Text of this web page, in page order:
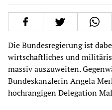
Die Bundesregierung ist
wirtschaftliches und
massiv auszuweiten.
Bundeskanzlerin Angela
hochrangigen Delegation